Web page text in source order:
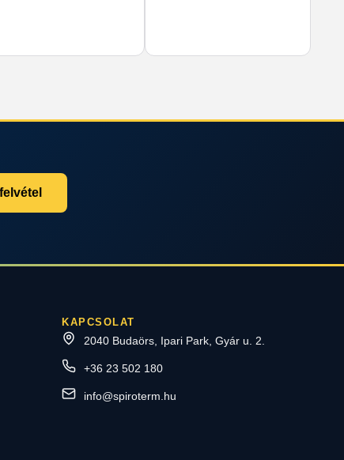
KAPCSOLAT
2040 Budaörs, Ipari Park, Gyár u. 2.
+36 23 502 180
info@spiroterm.hu